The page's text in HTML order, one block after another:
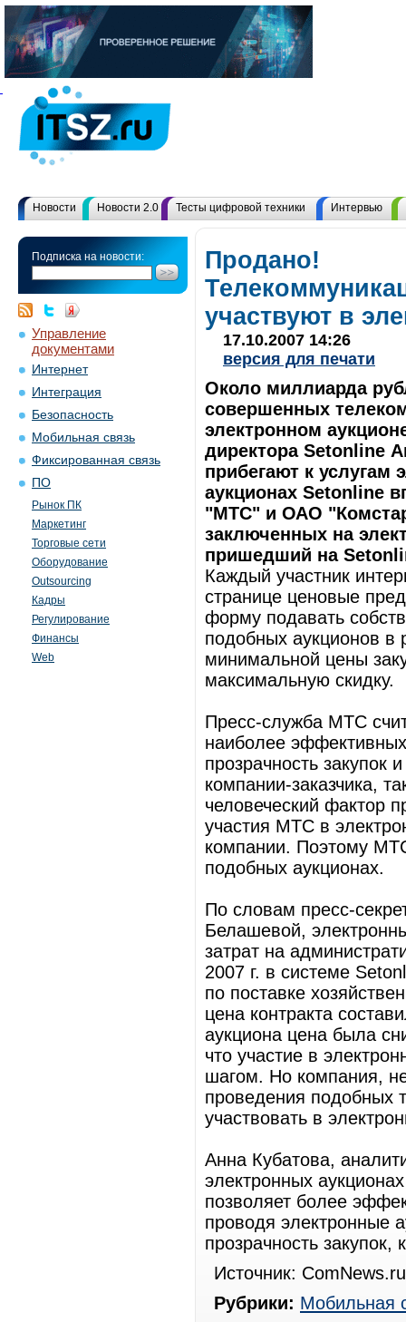
Новости Новости 2.0 Тесты цифровой техники Интервью
Подписка на новости:
Управление
документами
Интернет
Интеграция
Безопасность
Мобильная связь
Фиксированная связь
ПО
Рынок ПК
Маркетинг
Торговые сети
Оборудование
Outsourcing
Кадры
Регулирование
Финансы
Web
Продано!
участвуют в
17.10.2007 14:26
версия для печати
Около миллиарда
совершенных
электронном
директора Setonline
прибегают к услугам
аукционах Setonline
"МТС" и ОАО
заключенных на
пришедший на
Каждый участник
странице ценовые
форму подавать
подобных аукционов в
минимальной цены
максимальную скидку.
Пресс-служба МТС
наиболее
прозрачность
компании-заказчика,
человеческий фактор
участия МТС в
компании. Поэтому
подобных аукционах.
По словам пресс-
Белашевой,
затрат на
2007 г. в системе
по поставке
цена контракта
аукциона цена была
что участие в
шагом. Но компания,
проведения подобных
участвовать в
Анна Кубатова,
электронных
позволяет более
проводя электронные
прозрачность
Источник:
Рубрики: Мобильная